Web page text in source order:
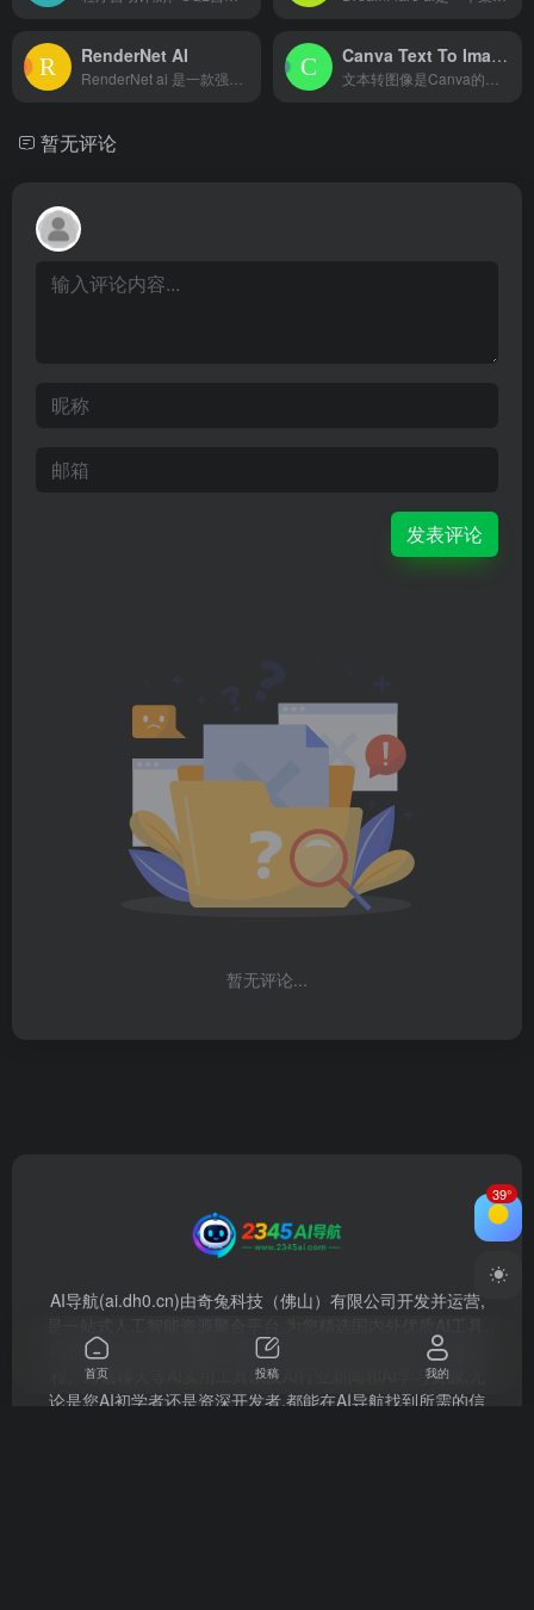
RenderNet AI Canva Text To Image
暂无评论
发表评论
暂无评论...
AI导航(ai.dh0.cn)由奇兔科技（佛山）有限公司开发并运营,
内容涵盖了音频、视频、图像、写作、办公、设计、开发编
程、对话聊天等AI实用工具以及AI行业新闻和AI学习资源,无
论是您AI初学者还是资深开发者,都能在AI导航找到所需的信
39°
首页 投稿 我的